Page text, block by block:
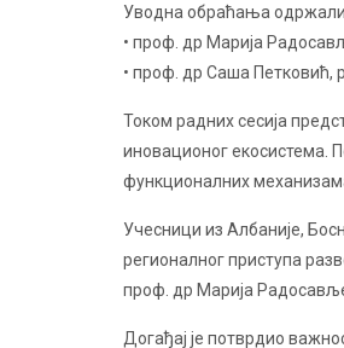
Уводна обраћања одржали
• проф. др Марија
• проф. др Саша Петковић,
Током радних сесија
иновационог екосистема.
функционалних
Учесници из Албаније,
регионалног приступа
проф. др Марија
Догађај је потврдио